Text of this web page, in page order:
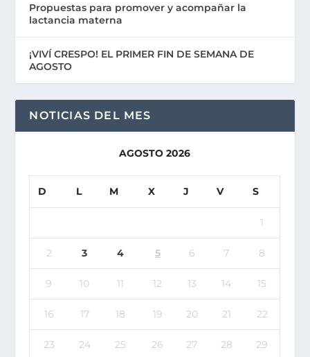
Propuestas para promover y acompañar la
lactancia materna
¡VIVÍ CRESPO! EL PRIMER FIN DE SEMANA DE
AGOSTO
NOTICIAS DEL MES
AGOSTO 2026
D L M X J V S
1
2 3 4 5 6 7 8
9 10 11 12 13 14 15
16 17 18 19 20 21 22
23 24 25 26 27 28 29